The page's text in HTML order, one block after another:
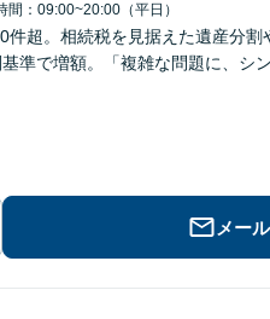
間：09:00~20:00（平日）
件超。相続税を見据えた遺産分
準で増額。「複雑な問題に、シ
メー